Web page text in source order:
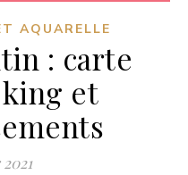
AQUARELLE
: carte
et